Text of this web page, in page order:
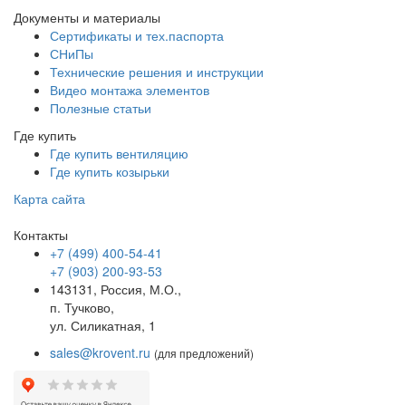
Документы и материалы
Сертификаты и тех.паспорта
СНиПы
Технические решения и инструкции
Видео монтажа элементов
Полезные статьи
Где купить
Где купить вентиляцию
Где купить козырьки
Карта сайта
Контакты
+7 (499) 400-54-41
+7 (903) 200-93-53
143131, Россия, М.О.,
п. Тучково,
ул. Силикатная, 1
sales@krovent.ru (для предложений)